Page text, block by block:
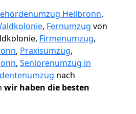
Heilbronn,
, Fernumzug von
Firmenumzug,
, Praxisumzug,
, Seniorenumzug in
nach
wir haben die besten